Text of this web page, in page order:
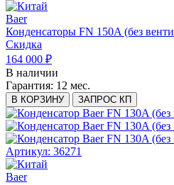
Baer
Конденсаторы FN 150A (без
Скидка
164 000 ₽
В наличии
Гарантия: 12 мес.
В КОРЗИНУ ЗАПРОС КП
Артикул: 36271
Baer